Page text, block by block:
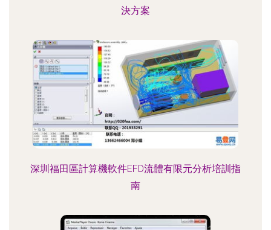
決方案
深圳福田區計算機軟件EFD流體有限元分析培訓指
南